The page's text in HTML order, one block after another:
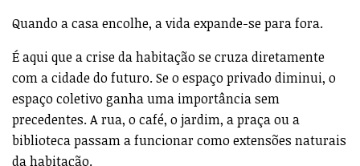
Quando a casa encolhe, a vida expande-se para fora.
É aqui que a crise da habitação se cruza diretamente
com a cidade do futuro. Se o espaço privado diminui, o
espaço coletivo ganha uma importância sem
precedentes. A rua, o café, o jardim, a praça ou a
biblioteca passam a funcionar como extensões naturais
da habitação.